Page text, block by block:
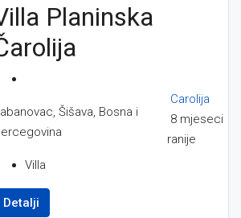
Planinska
Šišava, Bosna i
Villa
Detalji
Carolija
8 mjeseci
ranije